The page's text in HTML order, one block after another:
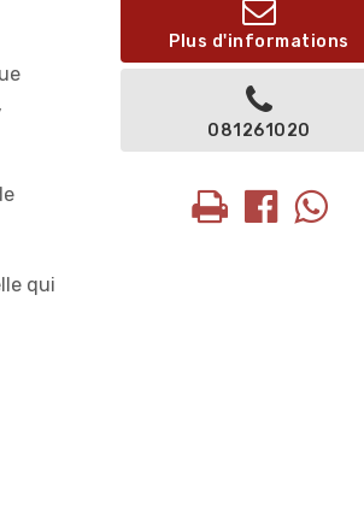
qui
Plus d'informations
081261020